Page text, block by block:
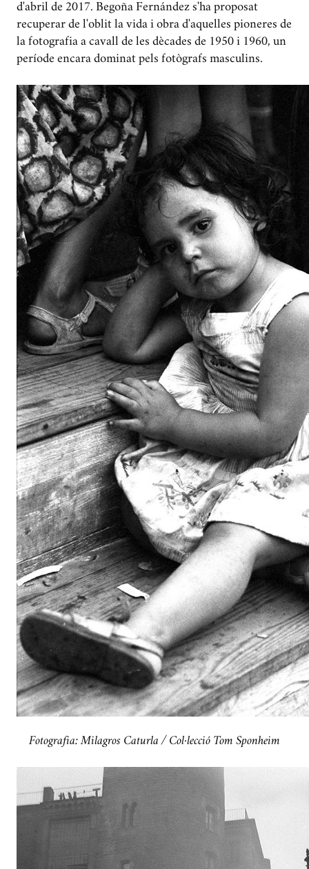
d'abril de 2017. Begoña Fernández s'ha proposat
recuperar de l'oblit la vida i obra d'aquelles pioneres de
la fotografia a cavall de les dècades de 1950 i 1960, un
període encara dominat pels fotògrafs masculins.
Fotografia: Milagros Caturla / Col·lecció Tom Sponheim